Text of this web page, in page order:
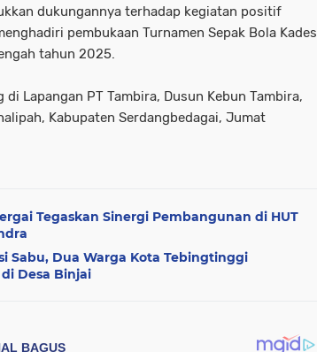
dukungannya terhadap kegiatan positif
pembukaan Turnamen Sepak Bola Kades
tahun 2025.
di Lapangan PT Tambira, Dusun Kebun Tambira,
Kabupaten Serdangbedagai, Jumat
Tegaskan Sinergi Pembangunan di HUT
Sabu, Dua Warga Kota Tebingtinggi
Desa Binjai